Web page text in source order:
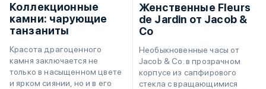
Коллекционные
камни: чарующие
танзаниты
Красота драгоценного
камня заключается не
только в насыщенном цвете
и ярком сиянии, но и в его
Женственные Fleurs
de Jardin от Jacob &
Co
Необыкновенные часы от
Jacob & Co. в прозрачном
корпусе из сапфирового
стекла с вращающимися